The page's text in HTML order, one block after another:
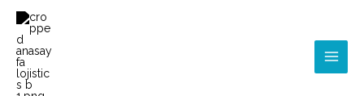
content